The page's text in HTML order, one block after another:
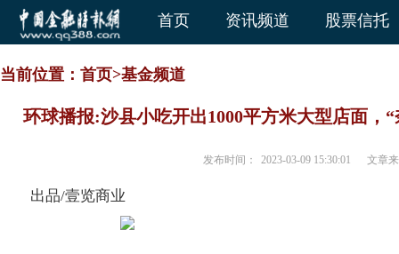
首页 资讯频道 股票信托
当前位置： 首页>基金频道
环球播报:沙县小吃开出1000平方米大型店面，
发布时间： 2023-03-09 15:30:01 文章
出品/壹览商业